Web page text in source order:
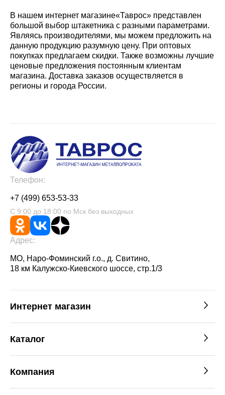
В нашем интернет магазине«Таврос» представлен
большой выбор штакетника с разными параметрами.
Являясь производителями, мы можем предложить на
данную продукцию разумную цену. При оптовых
покупках предлагаем скидки. Также возможны лучшие
ценовые предложения постоянным клиентам
магазина. Доставка заказов осуществляется в
регионы и города России.
Телефон:
+7 (499) 653-53-33
С 9:00 до 18:00 по Мск без выходных
Адрес:
МО, Наро-Фоминский г.о., д. Свитино,
18 км Калужско-Киевского шоссе, стр.1/3
Интернет магазин
Каталог
Компания